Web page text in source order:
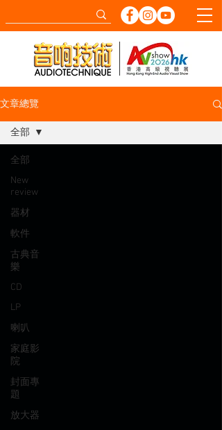
文章總覽
全部
New
review
器材
軟件
古典音
樂
CD
LP
喇叭
家庭影
院
封面專
題
放大器
全部